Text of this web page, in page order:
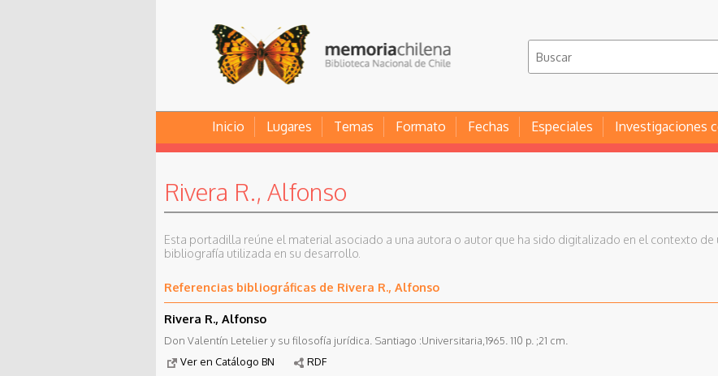
Inicio Lugares Temas Formato Fechas Especiales Investigaciones
Rivera R., Alfonso
Esta portadilla reúne el material asociado a una autora o autor que ha sido digitalizado en el contexto
bibliografía utilizada en su desarrollo.
Referencias bibliográficas de Rivera R., Alfonso
Rivera R., Alfonso
Don Valentín Letelier y su filosofía jurídica. Santiago :Universitaria,1965. 110 p. ;21 cm.
Ver en Catálogo BN
RDF